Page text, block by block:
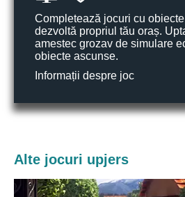
Completează jocuri cu
dezvoltă propriul tău oraș.
amestec grozav de simulare
obiecte ascunse.
Informații despre joc
Alte jocuri upjers